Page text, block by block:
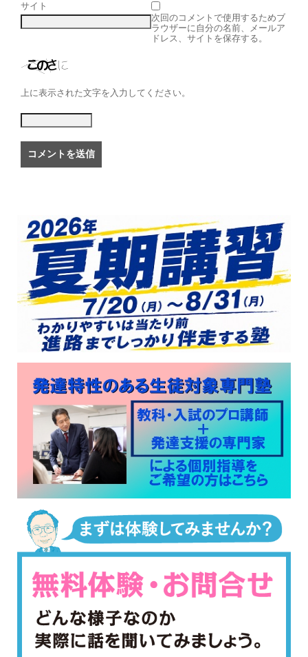
サイト
次回のコメントで使用するためブ
ラウザーに自分の名前、メールア
ドレス、サイトを保存する。
上に表示された文字を入力してください。